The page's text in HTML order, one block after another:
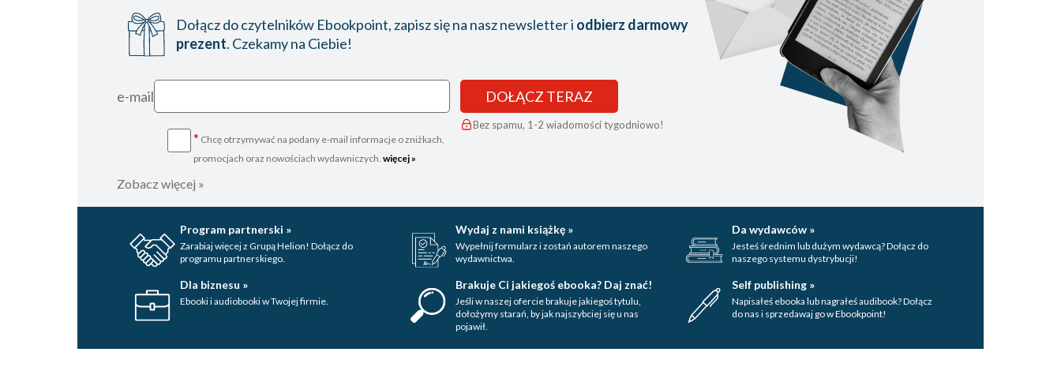
Dołącz do czytelników Ebookpoint, zapisz się na nasz newsletter i odbierz darmowy
prezent. Czekamy na Ciebie!
e-mail
* Chcę otrzymywać na podany e-mail informacje o zniżkach,
promocjach oraz nowościach wydawniczych. więcej »
DOŁĄCZ TERAZ
Bez spamu, 1-2 wiadomości tygodniowo!
Zobacz więcej »
Program partnerski »
Zarabiaj więcej z Grupą Helion! Dołącz do
programu partnerskiego.
Wydaj z nami książkę »
Wypełnij formularz i zostań autorem naszego
wydawnictwa.
Da wydawców »
Jesteś średnim lub dużym wydawcą? Dołącz do
naszego systemu dystrybucji!
Dla biznesu »
Ebooki i audiobooki w Twojej firmie.
Brakuje Ci jakiegoś ebooka? Daj znać!
Jeśli w naszej ofercie brakuje jakiegoś tytulu,
dołożymy starań, by jak najszybciej się u nas
pojawił.
Self publishing »
Napisałeś ebooka lub nagrałeś audibook? Dołącz
do nas i sprzedawaj go w Ebookpoint!